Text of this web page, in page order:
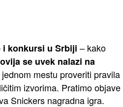
i konkursi u Srbiji – kako
se uvek nalazi na
mestu proveriti pravila
izvorima. Pratimo objave
Snickers nagradna igra.